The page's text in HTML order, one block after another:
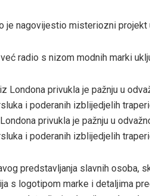
je nagovijestio misteriozni
radio s nizom modnih marki
privukla je pažnju u
i poderanih izblijedjelih